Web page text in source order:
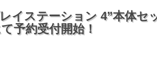
イステーション 4”本体セ
予約受付開始！